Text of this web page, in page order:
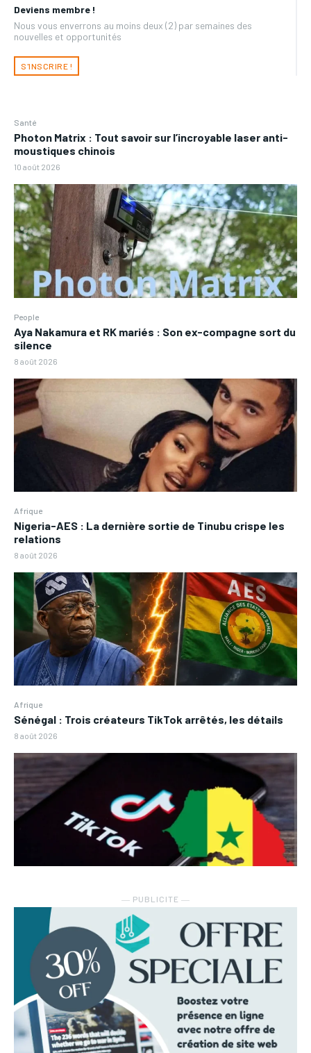
Deviens membre !
Nous vous enverrons au moins deux (2) par semaines des
nouvelles et opportunités
S'INSCRIRE !
Santé
Photon Matrix : Tout savoir sur l’incroyable laser anti-
moustiques chinois
10 août 2026
People
Aya Nakamura et RK mariés : Son ex-compagne sort du
silence
8 août 2026
Afrique
Nigeria-AES : La dernière sortie de Tinubu crispe les
relations
8 août 2026
Afrique
Sénégal : Trois créateurs TikTok arrêtés, les détails
8 août 2026
― PUBLICITE ―